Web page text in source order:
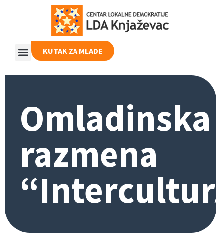
KUTAK ZA MLADE
Omladinska
razmena